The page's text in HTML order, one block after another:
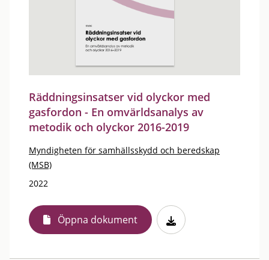
Räddningsinsatser vid olyckor med
gasfordon - En omvärldsanalys av
metodik och olyckor 2016-2019
Myndigheten för samhällsskydd och beredskap
(MSB)
2022
Öppna dokument